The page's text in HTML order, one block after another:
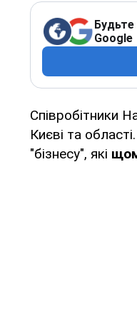
Будьте
Google
Співробітники
Києві та
"бізнесу", які